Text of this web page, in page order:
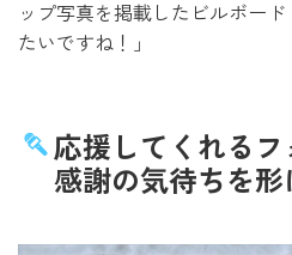
ップ写真を掲載したビルボー
たいですね！」
応援してくれる
感謝の気待ちを形